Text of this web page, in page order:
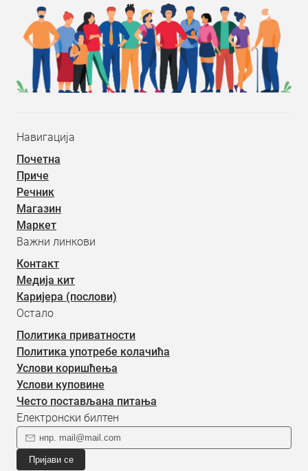
Навигација
Почетна
Приче
Речник
Магазин
Маркет
Важни линкови
Контакт
Медија кит
Каријера (послови)
Остало
Политика приватности
Политика употребе колачића
Услови коришћења
Услови куповине
Често постављана питања
Електронски билтен
Пријави се